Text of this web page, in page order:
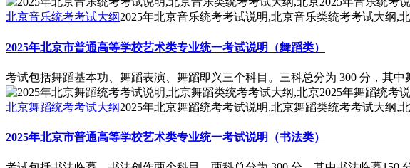
北京音乐统考考试大纲2025年北京音乐统考考试说明,北京音乐类统考考试大纲,
2025年北京市普通高等学校艺术类专业统一考试说明（舞蹈类）
考试包括舞蹈基本功、舞蹈表演、舞蹈即兴三个科目。三科总分为 300 分，其中
北京舞蹈统考考试大纲2025年北京舞蹈统考考试说明,北京舞蹈类统考考试大纲,
2025年北京市普通高等学校艺术类专业统一考试说明（书法类）